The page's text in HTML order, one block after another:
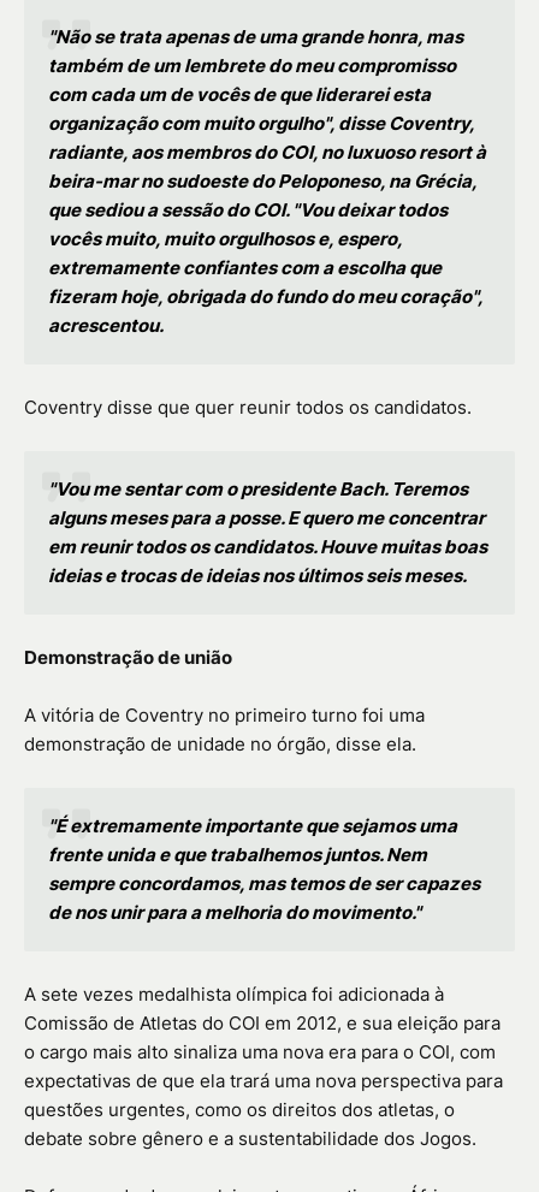
"Não se trata apenas de uma grande honra, mas
também de um lembrete do meu compromisso
com cada um de vocês de que liderarei esta
organização com muito orgulho", disse Coventry,
radiante, aos membros do COI, no luxuoso resort à
beira-mar no sudoeste do Peloponeso, na Grécia,
que sediou a sessão do COI. "Vou deixar todos
vocês muito, muito orgulhosos e, espero,
extremamente confiantes com a escolha que
fizeram hoje, obrigada do fundo do meu coração",
acrescentou.
Coventry disse que quer reunir todos os candidatos.
"Vou me sentar com o presidente Bach. Teremos
alguns meses para a posse. E quero me concentrar
em reunir todos os candidatos. Houve muitas boas
ideias e trocas de ideias nos últimos seis meses.
Demonstração de união
A vitória de Coventry no primeiro turno foi uma
demonstração de unidade no órgão, disse ela.
"É extremamente importante que sejamos uma
frente unida e que trabalhemos juntos. Nem
sempre concordamos, mas temos de ser capazes
de nos unir para a melhoria do movimento."
A sete vezes medalhista olímpica foi adicionada à
Comissão de Atletas do COI em 2012, e sua eleição para
o cargo mais alto sinaliza uma nova era para o COI, com
expectativas de que ela trará uma nova perspectiva para
questões urgentes, como os direitos dos atletas, o
debate sobre gênero e a sustentabilidade dos Jogos.